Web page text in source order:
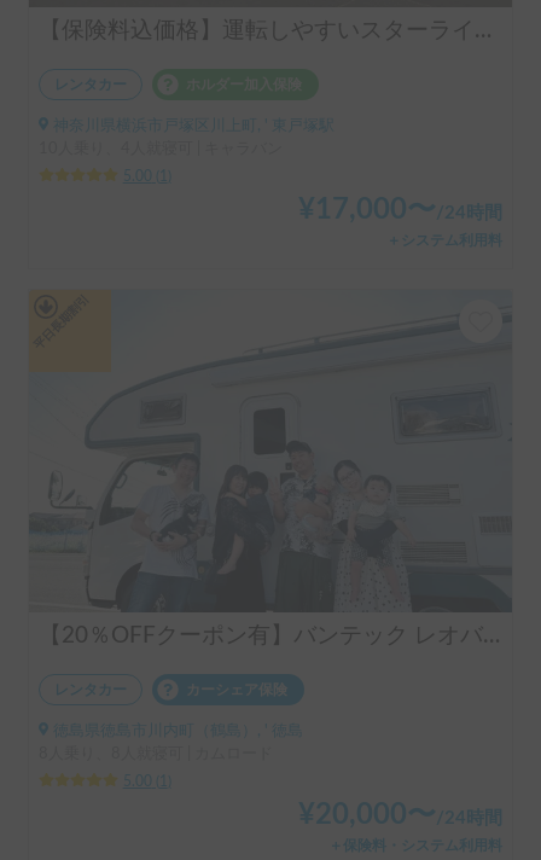
【保険料込価格】運転しやすいスターライト号2🌟24時間貸出可🕑️ペット大歓迎🐶ケージ無し利用も可能✌キャンプ用品レンタル豊富
レンタカー
神奈川県横浜市戸塚区川上町, ' 東戸塚駅
5.00
¥ 17,000〜 /24時間
＋システム利用料
【20％OFFクーポン有】バンテック レオバンクス | 四国旅におすすめ🗾空港無料送迎✈️ペット大歓迎🐶
レンタカー カーシェア保険
徳島県徳島市川内町（鶴島）, ' 徳島
5.00
¥20,000〜 /24時間
＋保険料・システム利用料